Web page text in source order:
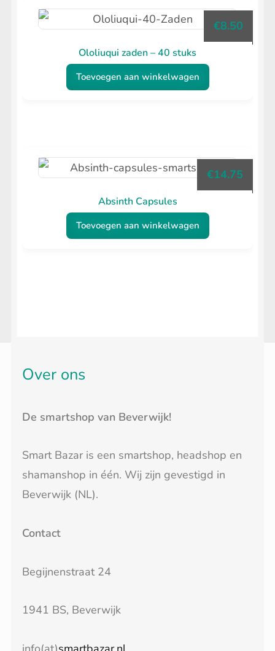
Ololiuqui zaden – 40 stuks
€8.50
Toevoegen aan winkelwagen
Absinth Capsules
€14.75
Toevoegen aan winkelwagen
Over ons
De smartshop van Beverwijk!
Smart Bazar is een smartshop, headshop en
shamanshop in één. Wij zijn gevestigd in
Beverwijk (NL).
Contact
Begijnenstraat 24
1941 BS, Beverwijk